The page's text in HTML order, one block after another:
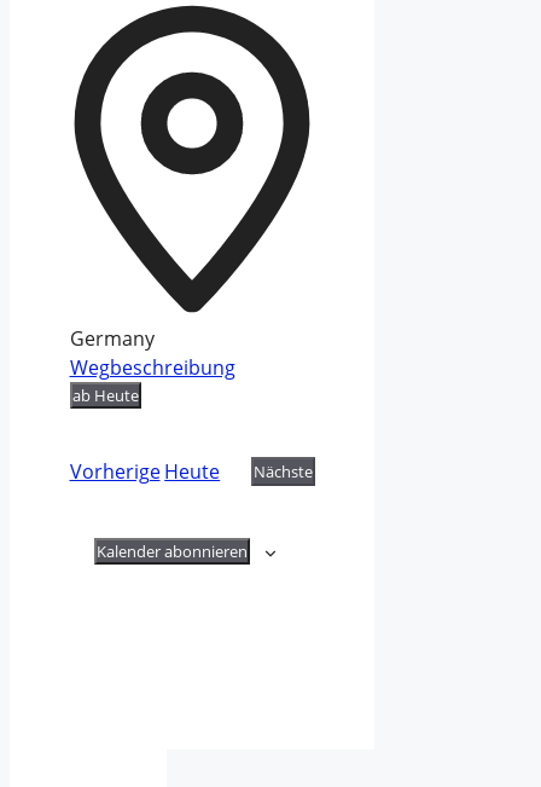
Germany
Wegbeschreibung
ab Heute
VorherigeVeranstaltungen
Heute
Nächste
Veranstaltungen
Kalender abonnieren